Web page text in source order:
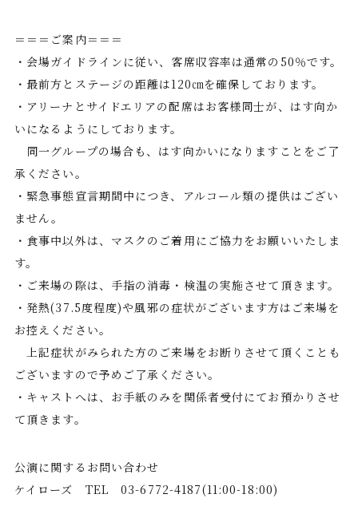
＝＝＝ご案内＝＝＝
・会場ガイドラインに従い、客席収容率は通常の50％です。
・最前方とステージの距離は120㎝を確保しております。
・アリーナとサイドエリアの配席はお客様同士が、はす向か
いになるようにしております。
同一グループの場合も、はす向かいになりますことをご了
承ください。
・緊急事態宣言期間中につき、アルコール類の提供はござい
ません。
・食事中以外は、マスクのご着用にご協力をお願いいたしま
す。
・ご来場の際は、手指の消毒・検温の実施させて頂きます。
・発熱(37.5度程度)や風邪の症状がございます方はご来場を
お控えください。
上記症状がみられた方のご来場をお断りさせて頂くことも
ございますので予めご了承ください。
・キャストへは、お手紙のみを関係者受付にてお預かりさせ
て頂きます。
公演に関するお問い合わせ
ケイローズ TEL 03-6772-4187(11:00-18:00)